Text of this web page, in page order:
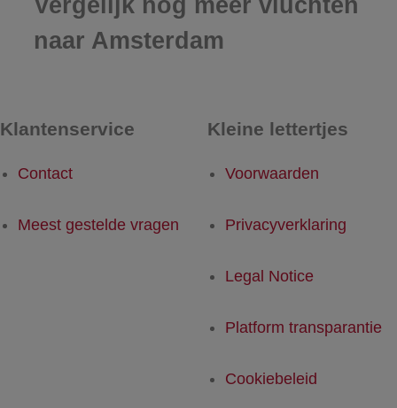
Vergelijk nog meer vluchten
naar Amsterdam
Klantenservice
Contact
Meest gestelde vragen
Kleine lettertjes
Voorwaarden
Privacyverklaring
Legal Notice
Platform transparantie
Cookiebeleid